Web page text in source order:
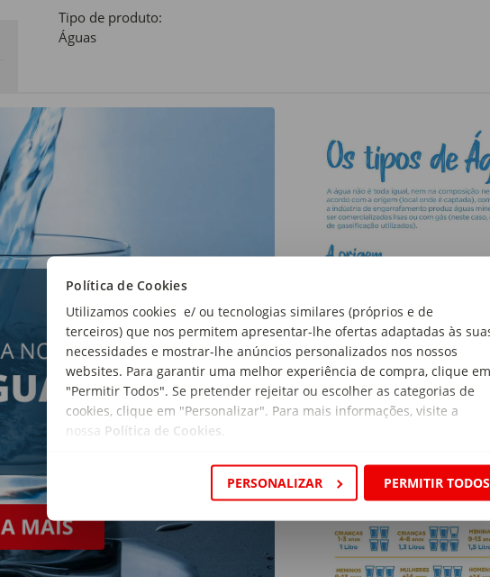
Política de Cookies
Utilizamos cookies e/ ou tecnologias similares (próprios e de
terceiros) que nos permitem apresentar-lhe ofertas adaptadas às
necessidades e mostrar-lhe anúncios personalizados nos nossos
websites. Para garantir uma melhor experiência de compra, clique em
"Permitir Todos". Se pretender rejeitar ou escolher as categorias de
cookies, clique em "Personalizar". Para mais informações, visite a
nossa Política de Cookies
PERSONALIZAR PERMITIR TODOS
Tipo de produto:
Águas